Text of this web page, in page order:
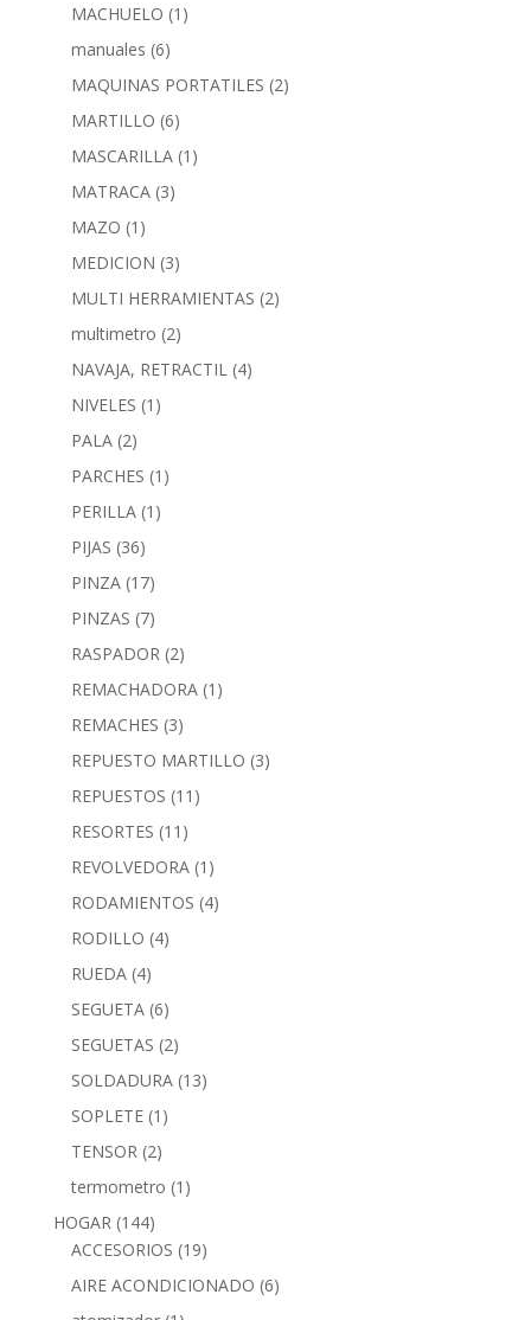
MACHUELO (1)
manuales (6)
MAQUINAS PORTATILES (2)
MARTILLO (6)
MASCARILLA (1)
MATRACA (3)
MAZO (1)
MEDICION (3)
MULTI HERRAMIENTAS (2)
multimetro (2)
NAVAJA, RETRACTIL (4)
NIVELES (1)
PALA (2)
PARCHES (1)
PERILLA (1)
PIJAS (36)
PINZA (17)
PINZAS (7)
RASPADOR (2)
REMACHADORA (1)
REMACHES (3)
REPUESTO MARTILLO (3)
REPUESTOS (11)
RESORTES (11)
REVOLVEDORA (1)
RODAMIENTOS (4)
RODILLO (4)
RUEDA (4)
SEGUETA (6)
SEGUETAS (2)
SOLDADURA (13)
SOPLETE (1)
TENSOR (2)
termometro (1)
HOGAR (144)
ACCESORIOS (19)
AIRE ACONDICIONADO (6)